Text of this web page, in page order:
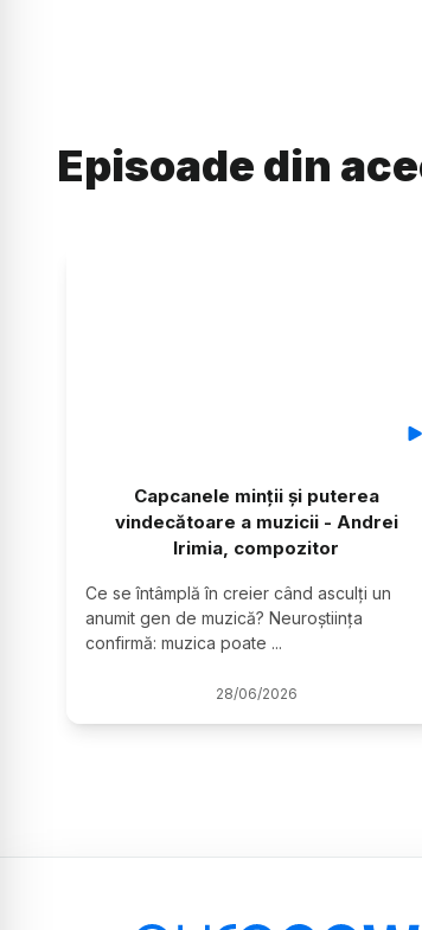
Episoade din
Capcanele minții și puterea
vindecătoare a muzicii - Andrei
Irimia, compozitor
Ce se întâmplă în creier când asculți un
anumit gen de muzică? Neuroștiința
confirmă: muzica poate ...
28/06/2026